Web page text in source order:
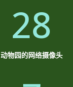
28
动物园的网络摄像头